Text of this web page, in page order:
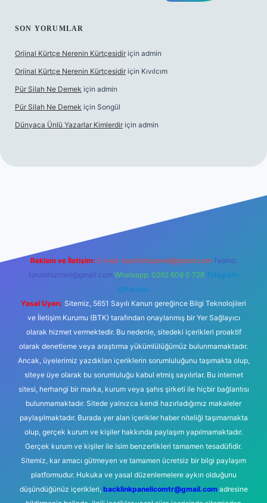
SON YORUMLAR
Orjinal Kürtçe Nerenin Kürtçesidir için admin
Orjinal Kürtçe Nerenin Kürtçesidir için Kıvılcım
Pür Silah Ne Demek için admin
Pür Silah Ne Demek için Songül
Dünyaca Ünlü Yazarlar Kimlerdir için admin
Reklam ve İletişim: E-mail: backlinkpaneli@gmail.com Teams:
forumhizmeti@gmail.com Whatsapp: 0262 606 0 726 Telegram:
@karabul
Yasal Uyarı: Sitemiz, 5651 Sayılı Kanun gereğince Bilgi Teknolojileri
ve İletişim Kurumu (BTK) tarafından onaylanmış bir Yer Sağlayıcı
olarak hizmet vermektedir. Bu nedenle, sitedeki içerikleri proaktif
olarak denetleme veya araştırma yükümlülüğümüz bulunmamaktadır.
Ancak, üyelerimiz yazdıkları içeriklerin sorumluluğunu taşımakta olup,
siteye üye olarak bu sorumluluğu kabul etmiş sayılırlar. Bu internet
sitesi, herhangi bir marka, kurum veya şahıs şirketi ile hiçbir bağlantısı
bulunmamaktadır. Sitede yalnızca kendi hazırladığımız makaleler
paylaşılmaktadır. Burada yer alan içerikler haber niteliği taşımamakta
olup, gerçek kurum ve kişiler hakkında paylaşım yapılmamaktadır.
Gerçek kurum ve kişiler ile isim benzerlikleri tamamen tesadüfidir.
Sitemiz, kar amacı gütmeyen ve tamamen ücretsiz bir bilgi paylaşım
platformudur. Hukuka ve yasal düzenlemelere aykırı olduğunu
düşündüğünüz içerikleri, backlinkpanelicomtr@gmail.comadresine